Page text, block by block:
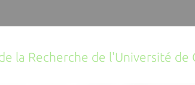
la Recherche de l'Université de